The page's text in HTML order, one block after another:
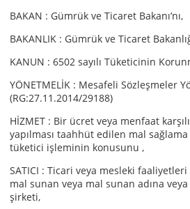
BAKAN : Gümrük ve Ticaret Bakanı’nı,
BAKANLIK : Gümrük ve Ticaret
KANUN : 6502 sayılı Tüketicinin
YÖNETMELİK : Mesafeli Sözleşmeler
(RG:27.11.2014/29188)
HİZMET : Bir ücret veya menfaat
yapılması taahhüt edilen mal
tüketici işleminin konusunu ,
SATICI : Ticari veya mesleki
mal sunan veya mal sunan adına
şirketi,